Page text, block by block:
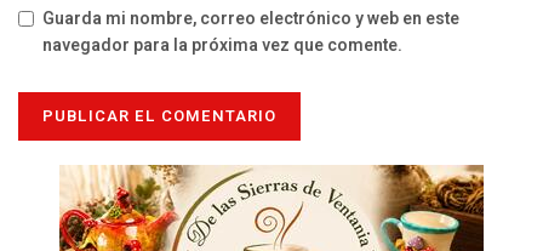
Guarda mi nombre, correo electrónico y web en este
navegador para la próxima vez que comente.